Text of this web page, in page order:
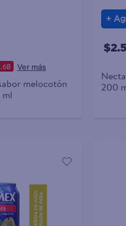
melocotón
200